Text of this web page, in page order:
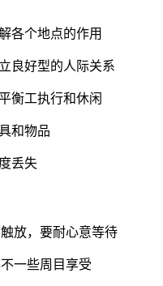
各个地点的作用
良好型的人际关系
衡工执行和休闲
和物品
丢失
放，要耐心意等待
一些周目享受